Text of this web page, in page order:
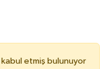
kabul etmiş bulunuyor